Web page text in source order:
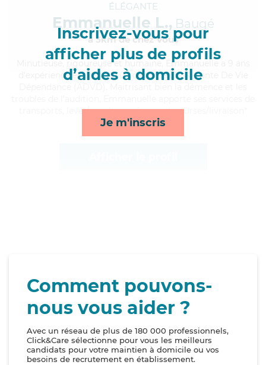
Inscrivez-vous pour
afficher plus de profils
d’aides à domicile
Je m'inscris
ÉLÉGANTE
Emmanuelle L., Baugé
à 5km de chez Vous
, rigoureuse et humaine, Emmanuelle a 9 ans
d'expérience et possède un diplôme d'Assistante De Vie
transports, lever/coucher, ménage et courses/livraison*
Comment pouvons-
nous vous aider ?
Avec un réseau de plus de 180 000 professionnels,
Click&Care sélectionne pour vous les meilleurs
candidats pour votre maintien à domicile ou vos
besoins de recrutement en établissement.